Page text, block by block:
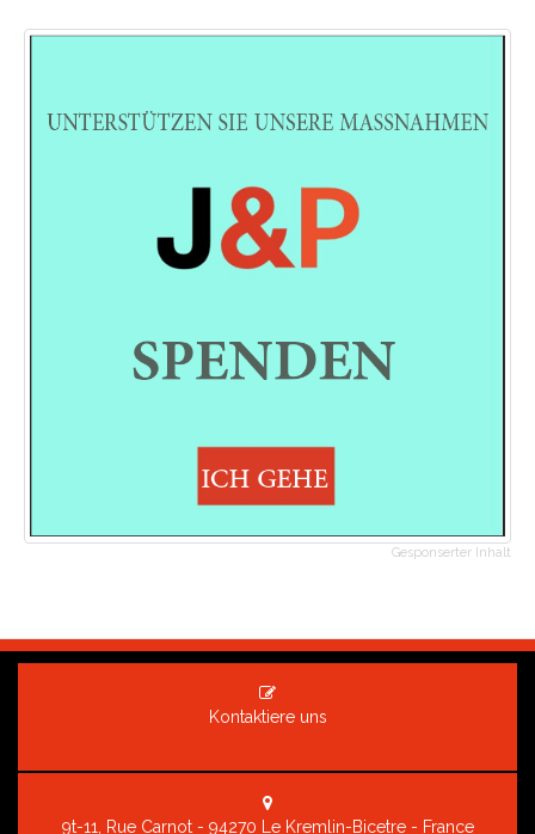
Gesponserter Inhalt
Kontaktiere uns
9t-11, Rue Carnot - 94270 Le Kremlin-Bicetre - France